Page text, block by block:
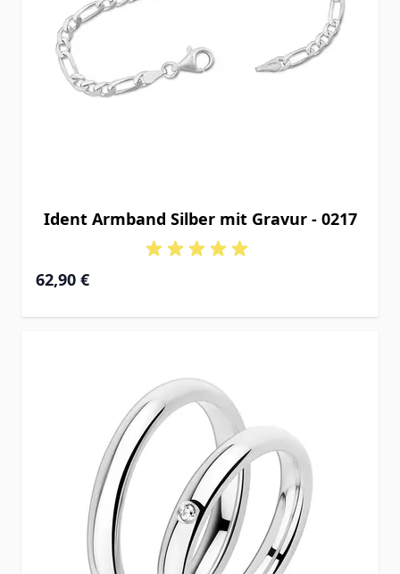
Ident Armband Silber mit Gravur - 0217
Ab
62,90 €